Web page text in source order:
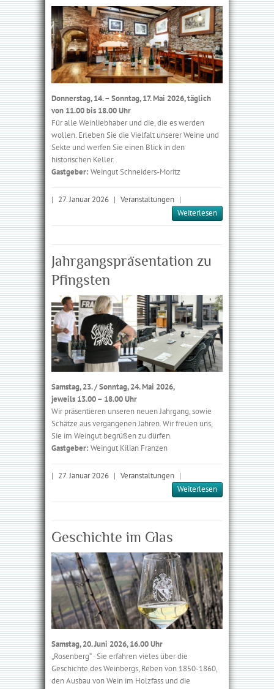
Donnerstag, 14. – Sonntag, 17. Mai 2026, täglich
von 11.00 bis 18.00 Uhr
Für alle Weinliebhaber und die, die es werden
wollen. Erleben Sie die Vielfalt unserer Weine und
Sekte und werfen Sie einen Blick in den
historischen Keller.
Gastgeber: Weingut Schneiders-Moritz
| 27. Januar 2026 | Veranstaltungen |
Weiterlesen
Jahrgangspräsentation zu
Pfingsten
Samstag, 23. / Sonntag, 24. Mai 2026,
jeweils 13.00 – 18.00 Uhr
Wir präsentieren unseren neuen Jahrgang, sowie
Schätze aus vergangenen Jahren. Wir freuen uns,
Sie im Weingut begrüßen zu dürfen.
Gastgeber: Weingut Kilian Franzen
| 27. Januar 2026 | Veranstaltungen |
Weiterlesen
Geschichte im Glas
Samstag, 20. Juni 2026, 16.00 Uhr
„Rosenberg“ · Sie erfahren vieles über die
Geschichte des Weinbergs, Reben von 1850-1860,
den Ausbau von Wein im Holzfass und die